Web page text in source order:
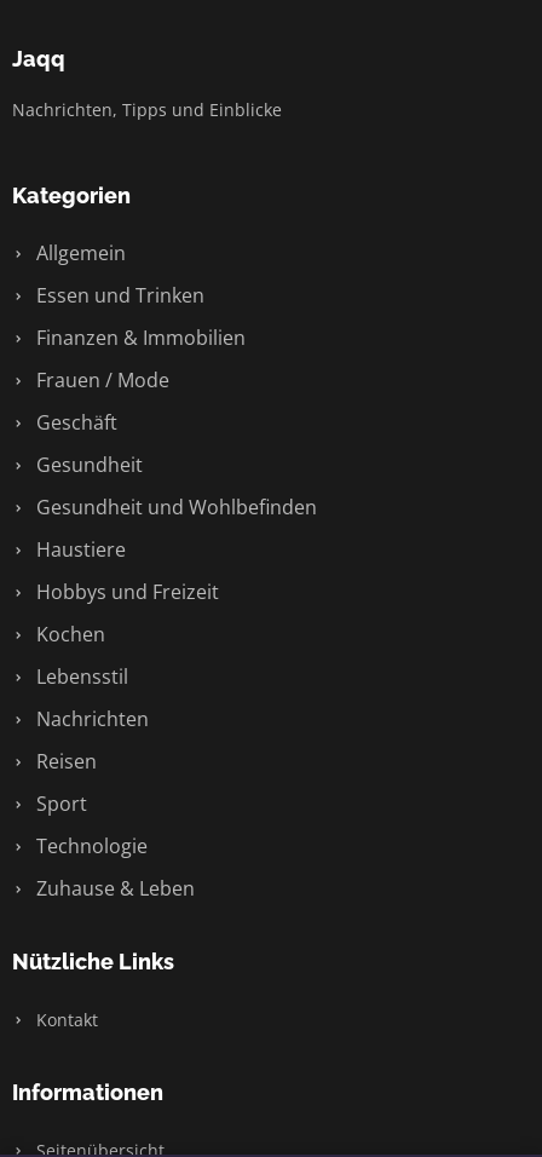
Jaqq
Nachrichten, Tipps und Einblicke
Kategorien
Allgemein
Essen und Trinken
Finanzen & Immobilien
Frauen / Mode
Geschäft
Gesundheit
Gesundheit und Wohlbefinden
Haustiere
Hobbys und Freizeit
Kochen
Lebensstil
Nachrichten
Reisen
Sport
Technologie
Zuhause & Leben
Nützliche Links
Kontakt
Informationen
Seitenübersicht